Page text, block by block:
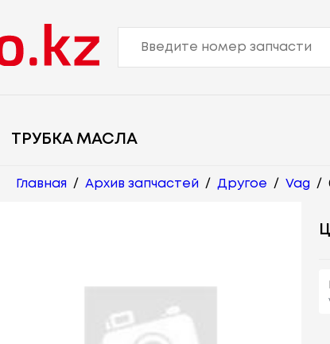
ТРУБКА МАСЛА
Главная / Архив запчастей / Другое / Vag /